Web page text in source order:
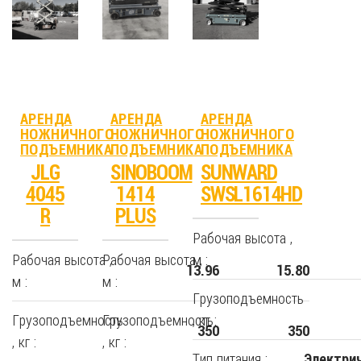
АРЕНДА
НОЖНИЧНОГО
ПОДЪЕМНИКА
JLG
4045
R
Рабочая высота ,
м :
13.96
Грузоподъемность
, кг :
350
АРЕНДА
НОЖНИЧНОГО
ПОДЪЕМНИКА
SINOBOOM
1414
PLUS
Рабочая высота ,
м :
15.80
Грузоподъемность
, кг :
350
АРЕНДА
НОЖНИЧНОГО
ПОДЪЕМНИКА
SUNWARD
SWSL1614HD
Рабочая высота ,
м :
Грузоподъемность
, кг :